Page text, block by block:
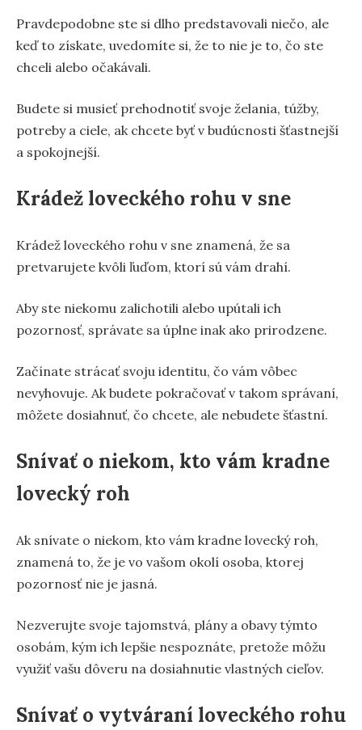
Pravdepodobne ste si dlho predstavovali niečo, ale
keď to získate, uvedomíte si, že to nie je to, čo ste
chceli alebo očakávali.
Budete si musieť prehodnotiť svoje želania, túžby,
potreby a ciele, ak chcete byť v budúcnosti šťastnejší
a spokojnejší.
Krádež loveckého rohu v sne
Krádež loveckého rohu v sne znamená, že sa
pretvarujete kvôli ľuďom, ktorí sú vám drahí.
Aby ste niekomu zalichotili alebo upútali ich
pozornosť, správate sa úplne inak ako prirodzene.
Začínate strácať svoju identitu, čo vám vôbec
nevyhovuje. Ak budete pokračovať v takom správaní,
môžete dosiahnuť, čo chcete, ale nebudete šťastní.
Snívať o niekom, kto vám kradne
lovecký roh
Ak snívate o niekom, kto vám kradne lovecký roh,
znamená to, že je vo vašom okolí osoba, ktorej
pozornosť nie je jasná.
Nezverujte svoje tajomstvá, plány a obavy týmto
osobám, kým ich lepšie nespoznáte, pretože môžu
využiť vašu dôveru na dosiahnutie vlastných cieľov.
Snívať o vytváraní loveckého rohu